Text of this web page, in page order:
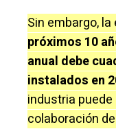
Sin embargo,
próximos 10
anual debe
instalados en
industria
colaboración